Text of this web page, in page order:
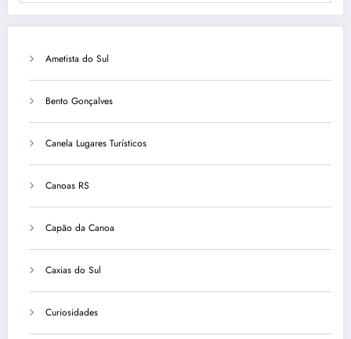
Ametista do Sul
Bento Gonçalves
Canela Lugares Turísticos
Canoas RS
Capão da Canoa
Caxias do Sul
Curiosidades